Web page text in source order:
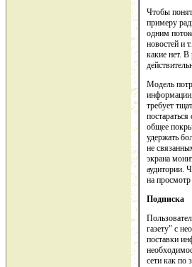
Чтобы
примеру
одним
новостей и
какие нет. В
Модель
требует
общее
удержать
не
экрана
аудитории.
на просмотр
Подписка
газету" с
поставки
сети как по